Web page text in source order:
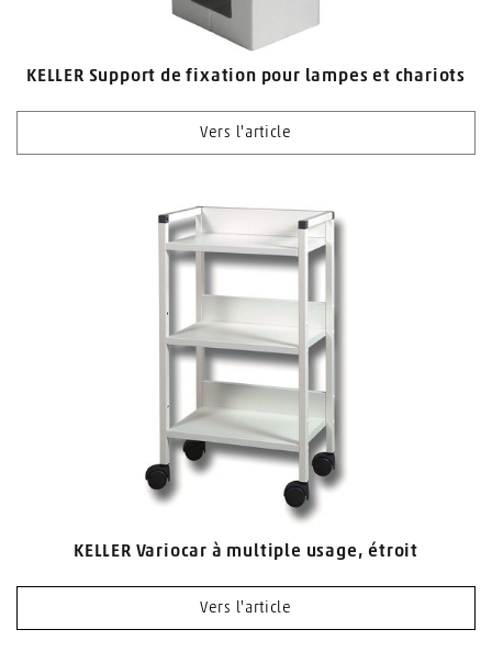
KELLER Support de fixation pour lampes et chariots
Vers l'article
KELLER Variocar à multiple usage, étroit
Vers l'article